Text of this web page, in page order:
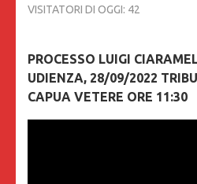
VISITATORI DI OGGI: 42
PROCESSO LUIGI
UDIENZA, 28/09/2022
CAPUA VETERE ORE 11:30